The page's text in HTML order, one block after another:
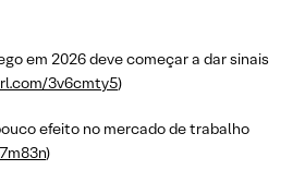
em 2026 deve começar a dar sinais
3v6cmty5)
efeito no mercado de trabalho
)